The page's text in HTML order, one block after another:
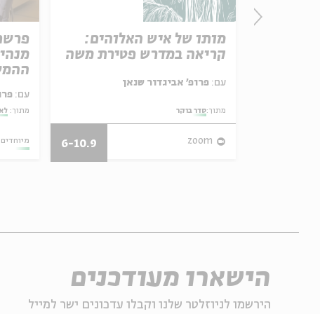
עם:
מתוך:
מיוחדים
מותו של איש האלוהים:
קריאה במדרש פטירת משה
עם:
מתוך:סדר בוקר
zoom
6-10.9
הישארו מעודכנים
הירשמו לניוזלטר שלנו וקבלו עדכונים ישר למייל